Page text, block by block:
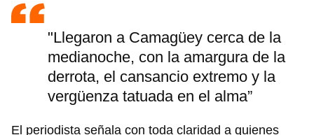
"Llegaron a Camagüey cerca de la
medianoche, con la amargura de la
derrota, el cansancio extremo y la
vergüenza tatuada en el alma”
El periodista señala con toda claridad a quienes